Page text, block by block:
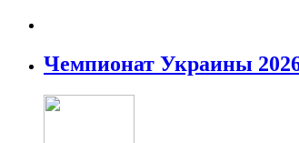
Чемпионат Украины